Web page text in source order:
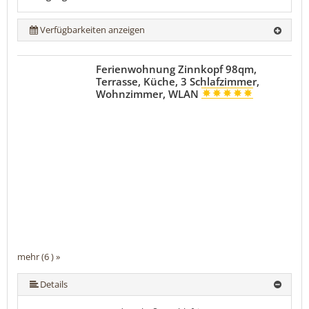
Verfügbarkeiten anzeigen
mehr (6 ) »
mehr (6 ) »
mehr (6 ) »
Ferienwohnung Zinnkopf 98qm,
Terrasse, Küche, 3 Schlafzimmer,
Wohnzimmer, WLAN
Details